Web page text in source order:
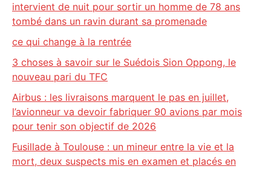
intervient de nuit pour sortir un homme de 78 ans
tombé dans un ravin durant sa promenade
ce qui change à la rentrée
3 choses à savoir sur le Suédois Sion Oppong, le
nouveau pari du TFC
Airbus : les livraisons marquent le pas en juillet,
l’avionneur va devoir fabriquer 90 avions par mois
pour tenir son objectif de 2026
Fusillade à Toulouse : un mineur entre la vie et la
mort, deux suspects mis en examen et placés en